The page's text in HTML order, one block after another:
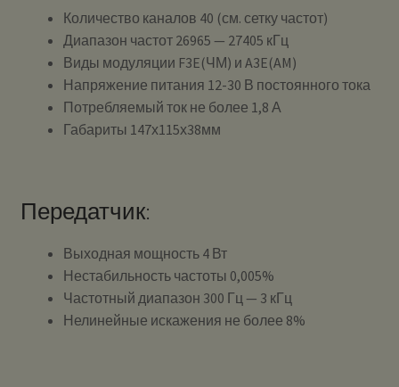
Количество каналов 40 (см. сетку частот)
Диапазон частот 26965 — 27405 кГц
Виды модуляции F3E(ЧМ) и A3E(AM)
Напряжение питания 12-30 В постоянного тока
Потребляемый ток не более 1,8 А
Габариты 147х115х38мм
Передатчик:
Выходная мощность 4 Вт
Нестабильность частоты 0,005%
Частотный диапазон 300 Гц — 3 кГц
Нелинейные искажения не более 8%